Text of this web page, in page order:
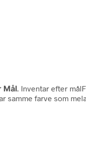
Mål . Inventar efter
farve som